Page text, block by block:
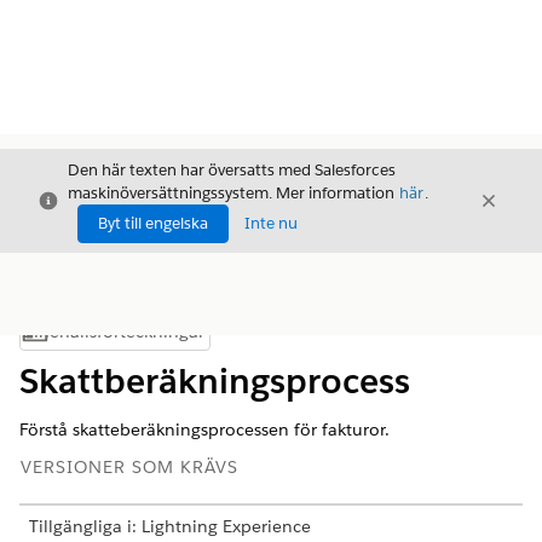
Stäng
Den här texten har översatts med Salesforces
maskinöversättningssystem. Mer information här.
Byt till engelska
Inte nu
Stäng
Visa innehållsförteckning
Innehållsförteckningar
Skattberäkningsprocess
Förstå skatteberäkningsprocessen för fakturor.
VERSIONER SOM KRÄVS
Tillgängliga i: Lightning Experience